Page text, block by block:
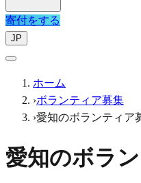
寄付をする
JP
ホーム
›ボランティア募集
›愛知のボランティア
愛知のボラ